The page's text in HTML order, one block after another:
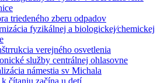
triedeného zberu odpadov
fyzikálnej a biologickej⁄chemickej
verejného osvetlenia
služby centrálnej ohlasovne
námestia sv Michala
čítaniu začína u detí